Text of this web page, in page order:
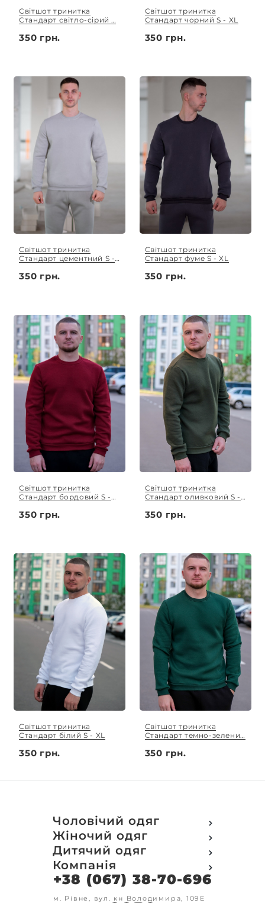
Світшот тринитка
Стандарт світло-сірий S
350 грн.
Світшот тринитка
Стандарт чорний S - XL
350 грн.
Світшот тринитка
Стандарт цементний S -
350 грн.
Світшот тринитка
Стандарт фуме S - XL
350 грн.
Світшот тринитка
Стандарт бордовий S -
350 грн.
Світшот тринитка
Стандарт оливковий S -
350 грн.
Світшот тринитка
Стандарт білий S - XL
350 грн.
Світшот тринитка
Стандарт темно-зелений
350 грн.
Чоловічий одяг
Футболки
Футболки Polo
Кофти
Світшот
Кенгуру
Кофта з замком
Олімпійки
Жіночий одяг
Футболки
Поло
Кофти
Світшот
Кенгуру
Дитячий одяг
Футболки
Кофти
Світшоти
Кенгуру
Компанія
Про компанію
Доставка та оплата
Друк на замовлення
+38 (067) 38-70-696
м. Рівне, вул. кн Володимира, 109Е